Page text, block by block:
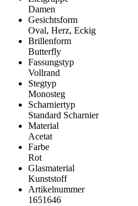
Damen
Gesichtsform
Oval, Herz, Eckig
Brillenform
Butterfly
Fassungstyp
Vollrand
Stegtyp
Monosteg
Scharniertyp
Standard Scharnier
Material
Acetat
Farbe
Rot
Glasmaterial
Kunststoff
Artikelnummer
1651646